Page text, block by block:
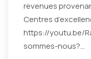
revenues
Centres
https://youtu.be/
sommes-nous?…